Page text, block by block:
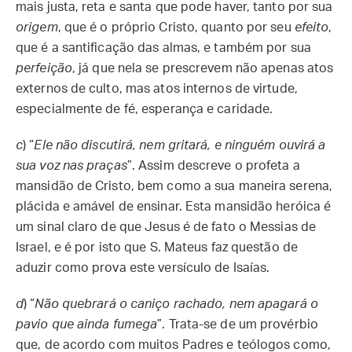
mais justa, reta e santa que pode haver, tanto por sua
origem, que é o próprio Cristo, quanto por seu efeito,
que é a santificação das almas, e também por sua
perfeição, já que nela se prescrevem não apenas atos
externos de culto, mas atos internos de virtude,
especialmente de fé, esperança e caridade.
c) “Ele não discutirá, nem gritará, e ninguém ouvirá a
sua voz nas praças”. Assim descreve o profeta a
mansidão de Cristo, bem como a sua maneira serena,
plácida e amável de ensinar. Esta mansidão heróica é
um sinal claro de que Jesus é de fato o Messias de
Israel, e é por isto que S. Mateus faz questão de
aduzir como prova este versículo de Isaías.
d) “Não quebrará o caniço rachado, nem apagará o
pavio que ainda fumega”. Trata-se de um provérbio
que, de acordo com muitos Padres e teólogos como,